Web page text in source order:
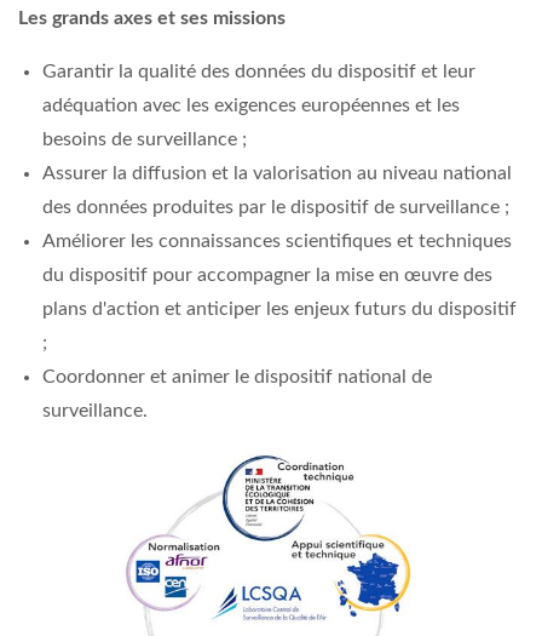
Les grands axes et ses missions
Garantir la qualité des données du dispositif et leur
adéquation avec les exigences européennes et les
besoins de surveillance ;
Assurer la diffusion et la valorisation au niveau national
des données produites par le dispositif de surveillance ;
Améliorer les connaissances scientifiques et techniques
du dispositif pour accompagner la mise en œuvre des
plans d'action et anticiper les enjeux futurs du dispositif
;
Coordonner et animer le dispositif national de
surveillance.